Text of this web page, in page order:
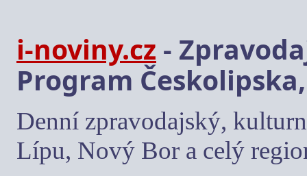
i-noviny.cz -
Program
Denní zpravodajský,
Lípu, Nový Bor a celý